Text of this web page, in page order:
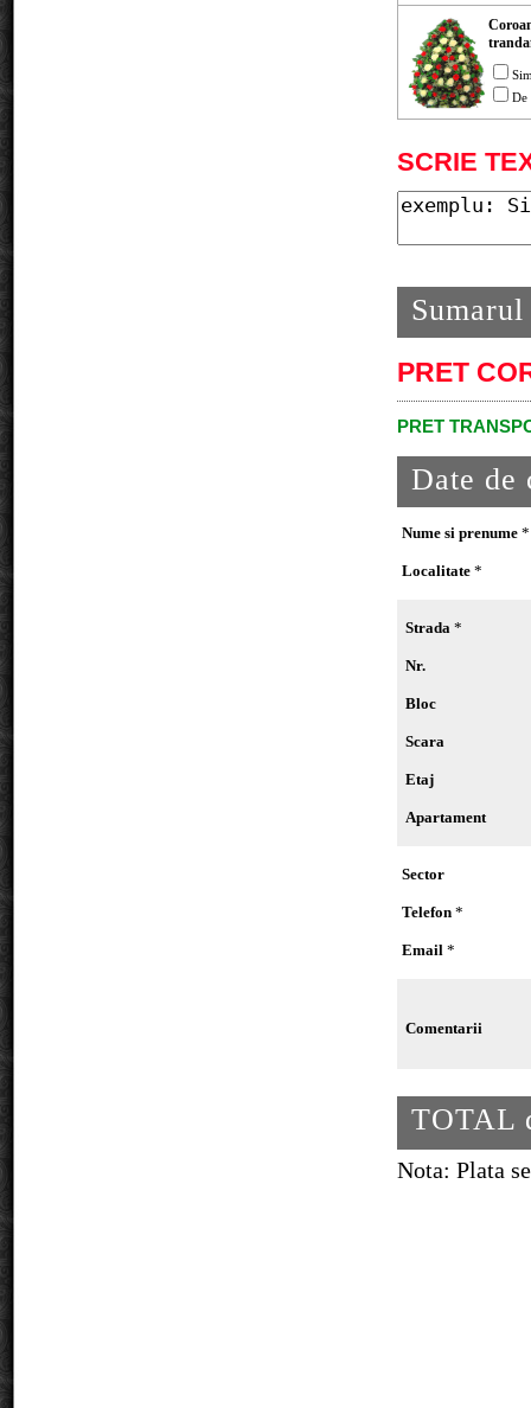
SCRIE
PRET
PRET
Date de
Nume si prenume *
Localitate *
Strada *
Nr.
Bloc
Scara
Etaj
Apartament
Sector
Telefon *
Email *
Comentarii
TOTAL
Nota: Plata